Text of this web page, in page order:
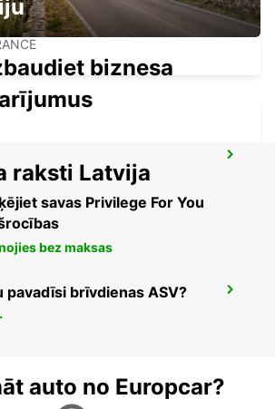
STACIJAI
biznesa
raksti Latvija
savas Privilege For You
bez maksas
pavadīsi brīvdienas ASV?
auto no Europcar?